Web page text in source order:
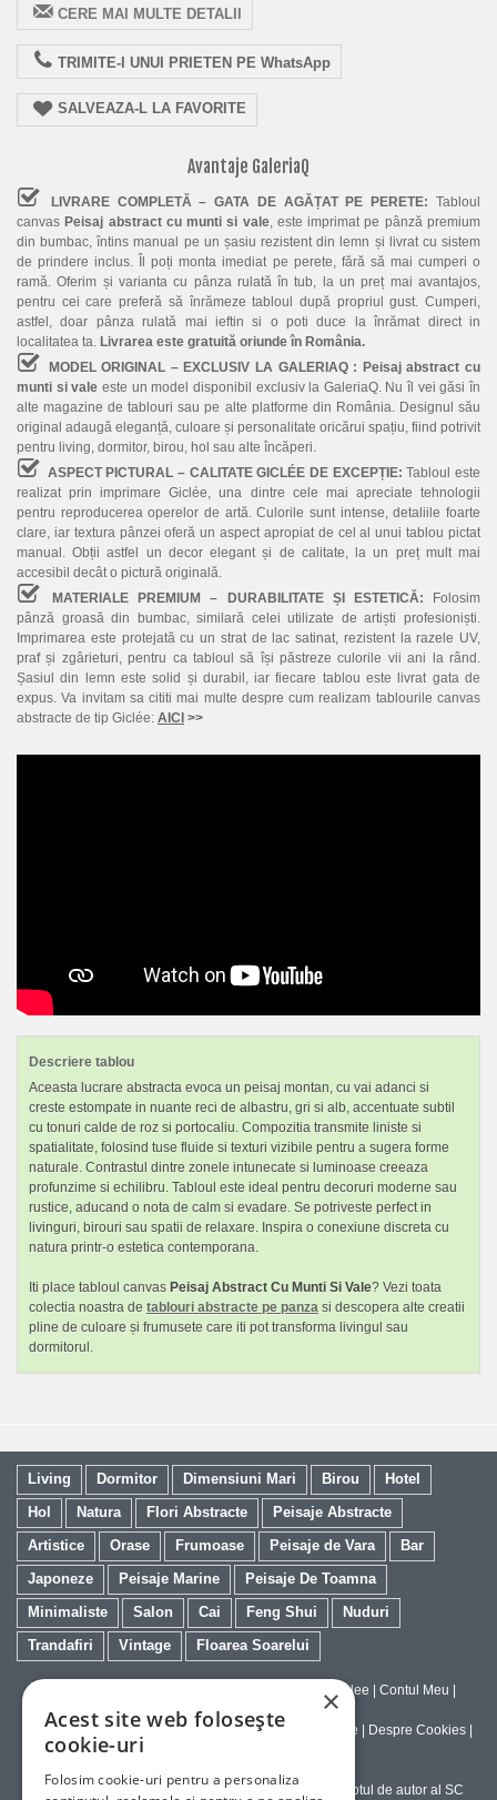
CERE MAI MULTE DETALII
TRIMITE-I UNUI PRIETEN PE WhatsApp
SALVEAZA-L LA FAVORITE
Avantaje GaleriaQ
LIVRARE COMPLETĂ – GATA DE AGĂȚAT PE PERETE:Tabloul
canvasPeisaj abstract cu munti si vale, este imprimat pe pânză premium
din bumbac, întins manual pe un șasiu rezistent din lemn și livrat cu sistem
de prindere inclus. Îl poți monta imediat pe perete, fără să mai cumperi o
ramă. Oferim și varianta cu pânza rulată în tub, la un preț mai avantajos,
pentru cei care preferă să înrămeze tabloul după propriul gust. Cumperi,
astfel, doar pânza rulată mai ieftin si o poti duce la înrămat direct in
localitatea ta. Livrarea este gratuită oriunde în România.
MODEL ORIGINAL – EXCLUSIV LA GALERIAQ : Peisaj abstract cu
munti si vale este un model disponibil exclusiv la GaleriaQ. Nu îl vei găsi în
alte magazine de tablouri sau pe alte platforme din România. Designul său
original adaugă eleganță, culoare și personalitate oricărui spațiu, fiind potrivit
pentru living, dormitor, birou, hol sau alte încăperi.
ASPECT PICTURAL – CALITATE GICLÉE DE EXCEPȚIE: Tabloul este
realizat prin imprimare Giclée, una dintre cele mai apreciate tehnologii
pentru reproducerea operelor de artă. Culorile sunt intense, detaliile foarte
clare, iar textura pânzei oferă un aspect apropiat de cel al unui tablou pictat
manual. Obții astfel un decor elegant și de calitate, la un preț mult mai
accesibil decât o pictură originală.
MATERIALE PREMIUM – DURABILITATE ȘI ESTETICĂ: Folosim
pânză groasă din bumbac, similară celei utilizate de artiști profesioniști.
Imprimarea este protejată cu un strat de lac satinat, rezistent la razele UV,
praf și zgârieturi, pentru ca tabloul să își păstreze culorile vii ani la rând.
Șasiul din lemn este solid și durabil, iar fiecare tablou este livrat gata de
expus. Va invitam sa cititi mai multe despre cum realizam tablourile canvas
abstracte de tip Giclée: AICI >>
Descriere tablou
Aceasta lucrare abstracta evoca un peisaj montan, cu vai adanci si
creste estompate in nuante reci de albastru, gri si alb, accentuate subtil
cu tonuri calde de roz si portocaliu. Compozitia transmite liniste si
spatialitate, folosind tuse fluide si texturi vizibile pentru a sugera forme
naturale. Contrastul dintre zonele intunecate si luminoase creeaza
profunzime si echilibru. Tabloul este ideal pentru decoruri moderne sau
rustice, aducand o nota de calm si evadare. Se potriveste perfect in
livinguri, birouri sau spatii de relaxare. Inspira o conexiune discreta cu
natura printr-o estetica contemporana.
Iti place tabloul canvas Peisaj Abstract Cu Munti Si Vale? Vezi toata
colectia noastra de tablouri abstracte pe panza si descopera alte creatii
pline de culoare și frumusete care iti pot transforma livingul sau
dormitorul.
Living Dormitor Dimensiuni Mari Birou
Hotel
Hol
Natura Flori Abstracte
Peisaje Abstracte
Artistice
Orase Frumoase Peisaje de Vara
Bar
Japoneze
Peisaje Marine
Peisaje De Toamna
Minimaliste
Salon Cai Feng Shui
Nuduri
Trandafiri
Vintage Floarea Soarelui
Calitatea Tablourilor Giclee Contul Meu
Tablouri la Comanda
Politica de Livrare si Retur| Politica de Confidentialitate Despre Cookies
Copyright © 2023-2026 - Textele şi imaginile sub dreptul de autor al SC
×
Acest site web folosește
cookie-uri
Folosim cookie-uri pentru a personaliza